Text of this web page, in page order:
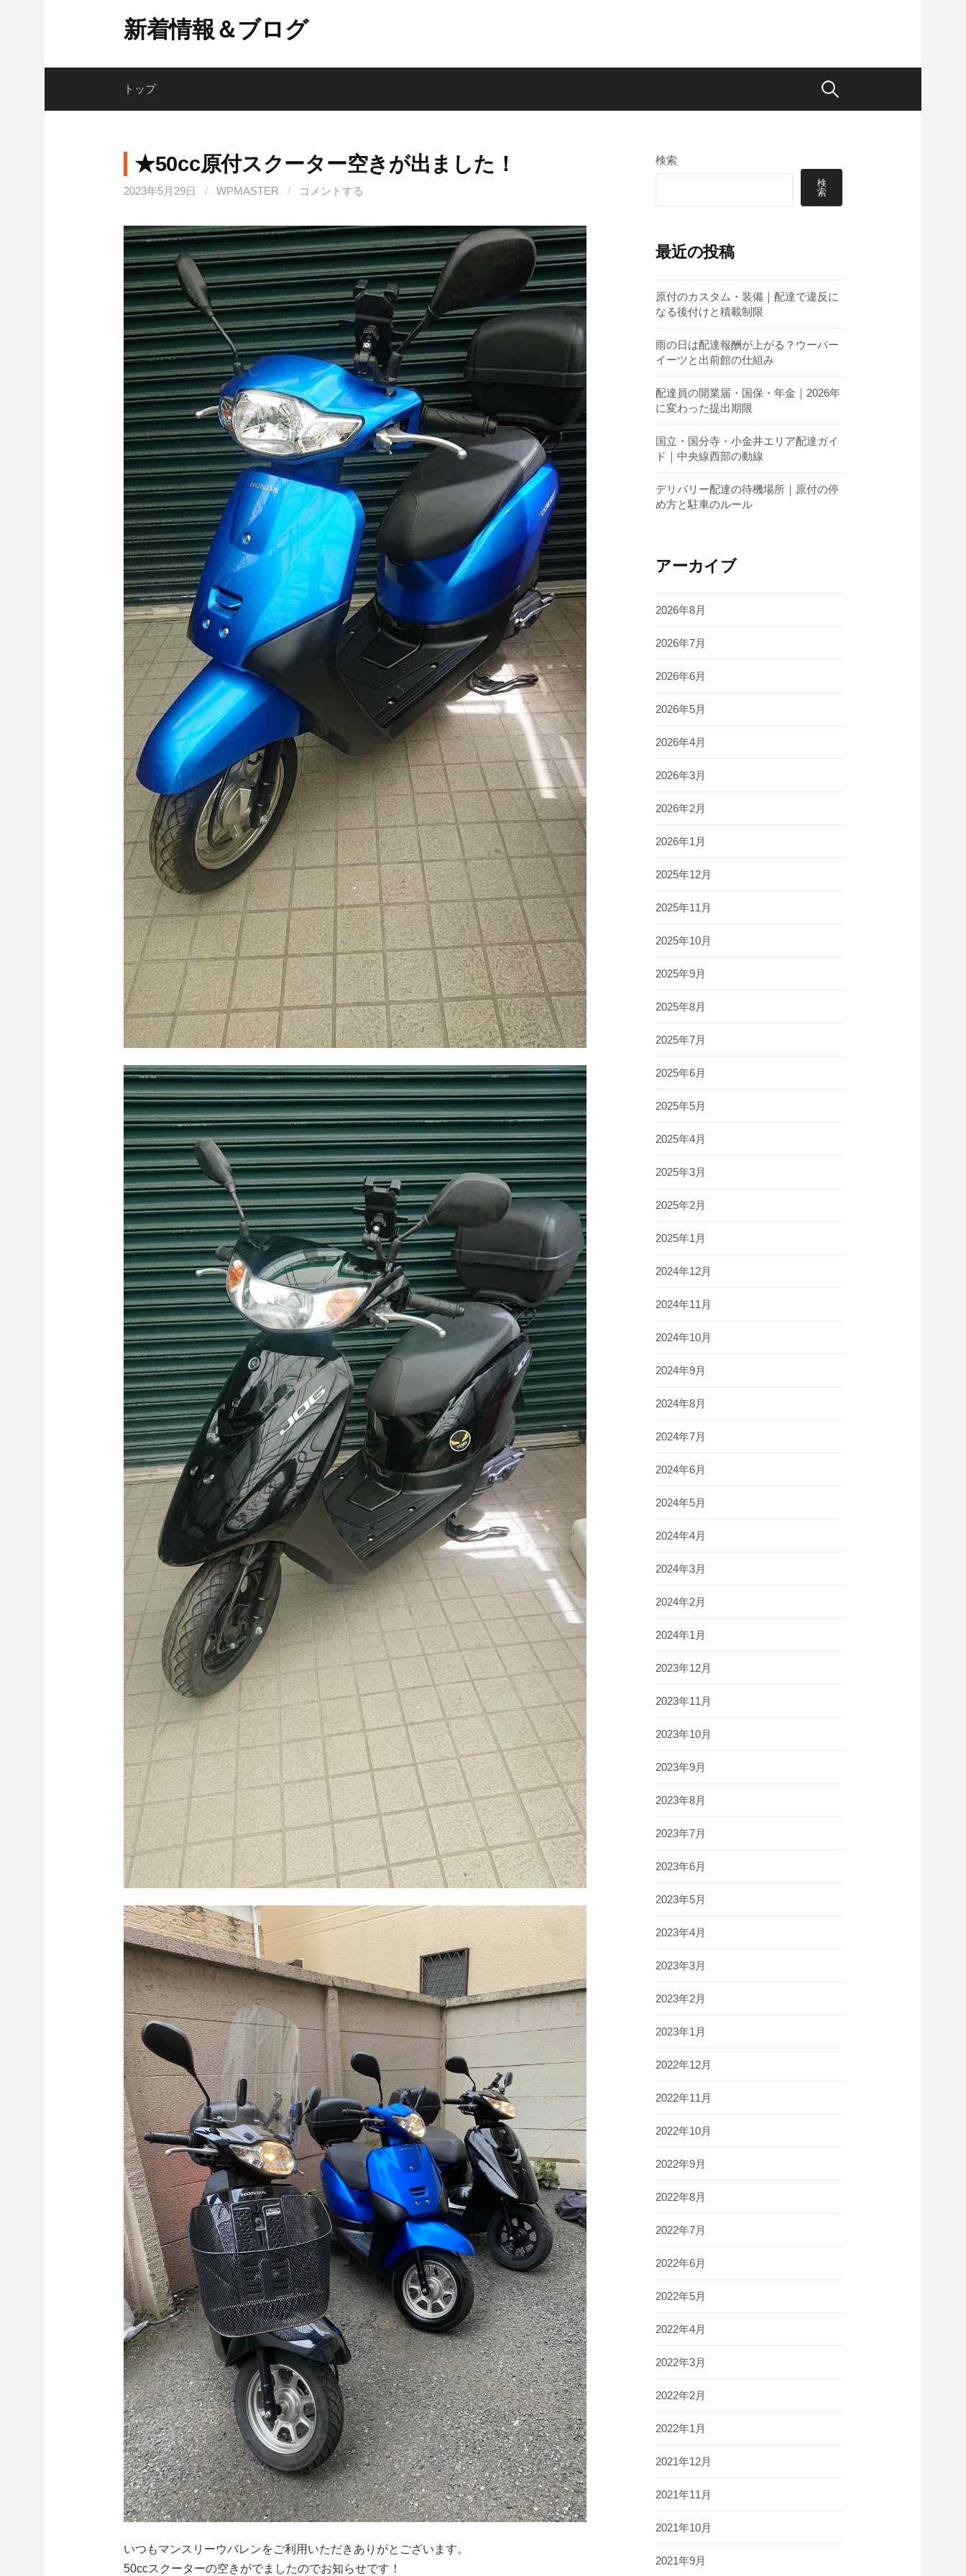
ン
新着情報＆ブログ
トップ 検
★50cc原付スクーター空きが出ました！
2023年5月29日 / WPMASTER / コメントする
いつもマンスリーウバレンをご利用いただきありがとございます。
50ccスクーターの空きがでましたのでお知らせです！
検索
検
索
最近の投稿
原付のカスタム・装備｜配達で違反に
なる後付けと積載制限
雨の日は配達報酬が上がる？ウーバー
イーツと出前館の仕組み
配達員の開業届・国保・年金｜2026年
に変わった提出期限
国立・国分寺・小金井エリア配達ガイ
ド｜中央線西部の動線
デリバリー配達の待機場所｜原付の停
め方と駐車のルール
アーカイブ
2026年8月
2026年7月
2026年6月
2026年5月
2026年4月
2026年3月
2026年2月
2026年1月
2025年12月
2025年11月
2025年10月
2025年9月
2025年8月
2025年7月
2025年6月
2025年5月
2025年4月
2025年3月
2025年2月
2025年1月
2024年12月
2024年11月
2024年10月
2024年9月
2024年8月
2024年7月
2024年6月
2024年5月
2024年4月
2024年3月
2024年2月
2024年1月
2023年12月
2023年11月
2023年10月
2023年9月
2023年8月
2023年7月
2023年6月
2023年5月
2023年4月
2023年3月
2023年2月
2023年1月
2022年12月
2022年11月
2022年10月
2022年9月
2022年8月
2022年7月
2022年6月
2022年5月
2022年4月
2022年3月
2022年2月
2022年1月
2021年12月
2021年11月
2021年10月
2021年9月